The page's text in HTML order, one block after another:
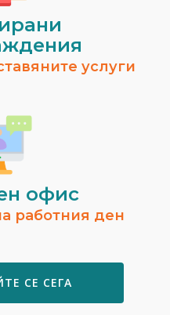
услуги
офис
работния ден
СЕ СЕГА